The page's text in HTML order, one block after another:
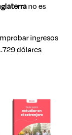
no es
ingresos
dólares